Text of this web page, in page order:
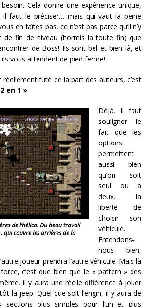
Cela donne une expérience unique,
il faut le préciser… mais qui vaut la peine
en faîtes pas, ce n’est pas parce qu’il n’y
de fin de niveau (hormis la toute fin) que
de Boss! Ils sont bel et bien là, et
vous attendent de pied ferme!
réellement futé de la part des auteurs, c’est
en 1 ».
de l’hélico. Du beau travail
qui couvre les arrières de la
Déjà, il faut
souligner le
fait que les
options
permettent
aussi bien
qu’on soit
seul ou a
deux, la
liberté de
choisir son
véhicule.
Entendons-
nous bien,
joueur prendra l’autre véhicule. Mais là
c’est que bien que le « pattern » des
il y aura une réelle différence à jouer
la jeep. Quel que soit l’engin, il y aura de
sections plus simples pour l’un et plus